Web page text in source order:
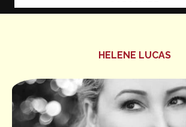
HELENE LUCAS